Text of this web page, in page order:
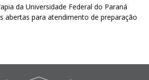
da Universidade Federal do Paraná
abertas para atendimento de preparação